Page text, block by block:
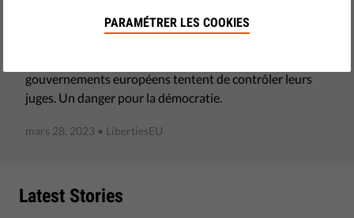
Les tribunaux indépendants permettent de garantir que
gouvernements européens tentent de contrôler leurs
juges. Un danger pour la démocratie.
mars 28, 2023 • LibertiesEU
Latest Stories
PARAMÉTRER LES COOKIES